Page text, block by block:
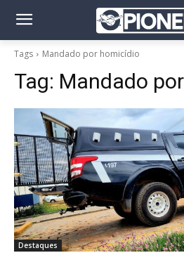
Tags Mandado por homicídio
Tag: Mandado
Destaques